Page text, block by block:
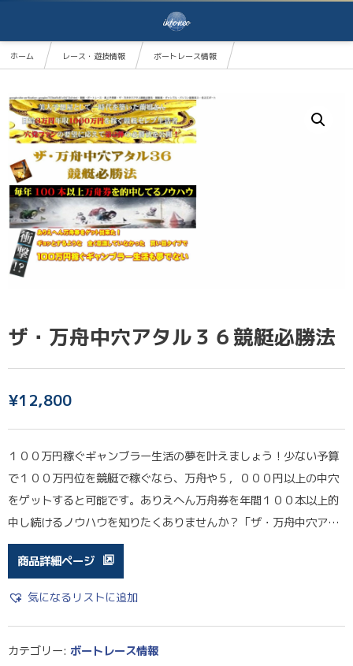
ホーム レース・遊技情報
ボートレース情報
ザ・万舟中穴アタル３６競艇必勝法
¥12,800
１００万円稼ぐギャンブラー生活の夢を叶えましょう！少ない予算
で１００万円位を競艇で稼ぐなら、万舟や５，０００円以上の中穴
をゲットすると可能です。ありえへん万舟券を年間１００本以上的
中し続けるノウハウを知りたくありませんか？「ザ・万舟中穴ア…
商品詳細ページ
気になるリストに追加
カテゴリー: ボートレース情報